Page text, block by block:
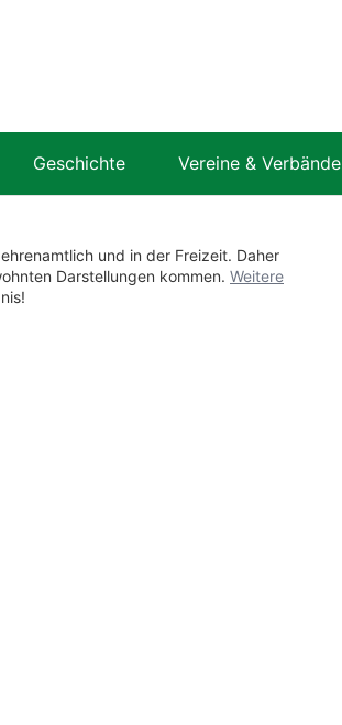
Geschichte Vereine & Verbände
und in der Freizeit. Daher
Darstellungen kommen. Weitere